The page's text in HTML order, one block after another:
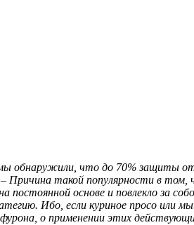
обнаружили, что до 70% защиты
– Причина такой популярности в
основе и повлекло за
Ибо, если куриное просо или
о применении этих